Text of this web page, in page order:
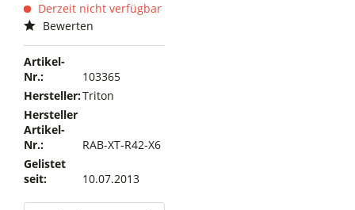
Derzeit nicht verfügbar
Bewerten
Artikel-
Nr.:
103365
Hersteller:Triton
Hersteller
Artikel-
Nr.:
RAB-XT-R42-X6
Gelistet
seit:
10.07.2013